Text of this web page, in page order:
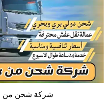
شركة شحن من